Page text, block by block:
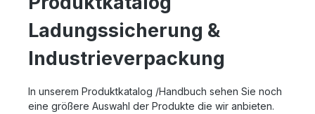
Ladungssicherung &
Industrieverpackung
In unserem Produktkatalog /Handbuch sehen Sie noch
eine größere Auswahl der Produkte die wir anbieten.